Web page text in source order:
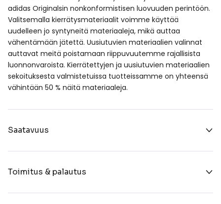
adidas Originalsin nonkonformistisen luovuuden perintöön.
Valitsemalla kierrätysmateriaalit voimme käyttää
uudelleen jo syntyneitä materiaaleja, mikä auttaa
vähentämään jätettä. Uusiutuvien materiaalien valinnat
auttavat meitä poistamaan riippuvuutemme rajallisista
luonnonvaroista. Kierrätettyjen ja uusiutuvien materiaalien
sekoituksesta valmistetuissa tuotteissamme on yhteensä
vähintään 50 % näitä materiaaleja.
Saatavuus
Toimitus & palautus